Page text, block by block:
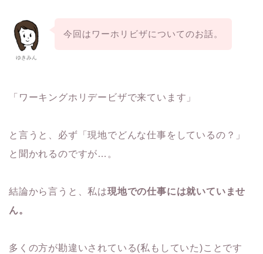
ゆきみん
今回はワーホリビザについてのお話。
「ワーキングホリデービザで来ています」
と言うと、必ず「現地でどんな仕事をしているの？」
と聞かれるのですが…。
結論から言うと、私は現地での仕事には就いていませ
ん。
多くの方が勘違いされている(私もしていた)ことです